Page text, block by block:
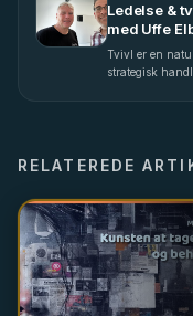
Ledelse &
med Uffe
Tvivl er en
strategisk
RELATEREDE